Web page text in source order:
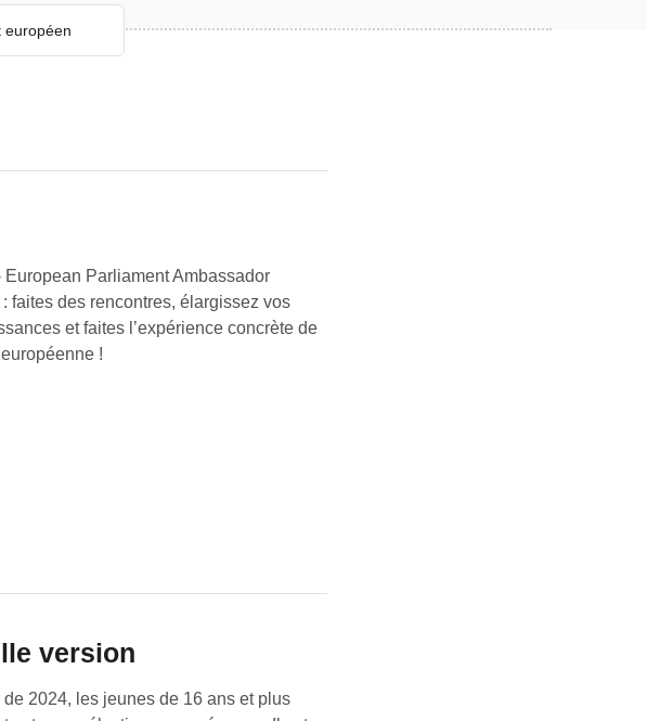
européen
European Parliament Ambassador
faites des rencontres, élargissez vos
et faites l’expérience concrète de
européenne !
version
de 2024, les jeunes de 16 ans et plus